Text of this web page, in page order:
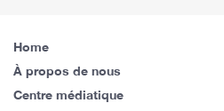
Home
À propos de nous
Centre médiatique